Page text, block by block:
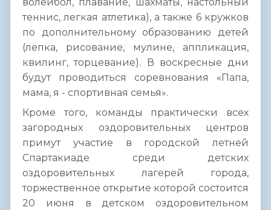
теннис, легкая атлетика), а также 6 кружков
по дополнительному образованию детей
(лепка, рисование, мулине, аппликация,
квилинг, торцевание). В воскресные дни
будут проводиться соревнования «Папа,
мама, я - спортивная семья».
Кроме того, команды практически всех
загородных оздоровительных центров
примут участие в городской летней
Спартакиаде среди детских
оздоровительных лагерей города,
торжественное открытие которой состоится
20 июня в детском оздоровительном